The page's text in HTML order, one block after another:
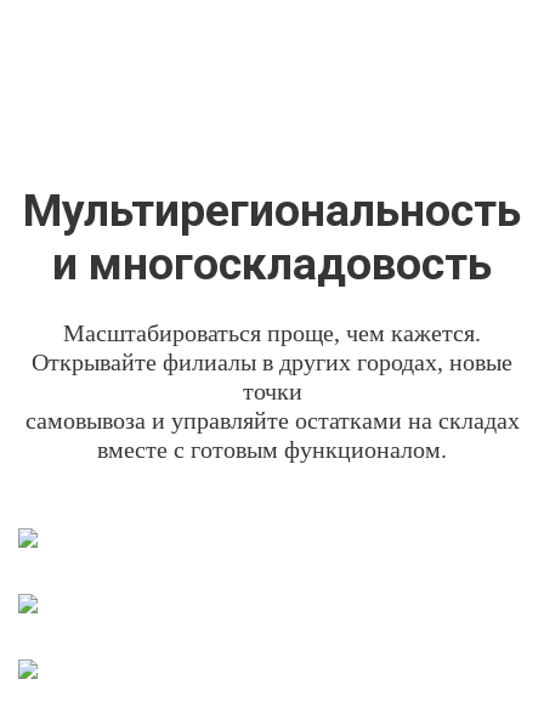
Мультирегиональность
и многоскладовость
Масштабироваться проще, чем кажется.
Открывайте филиалы в других городах, новые
точки
самовывоза и управляйте остатками на складах
вместе с готовым функционалом.